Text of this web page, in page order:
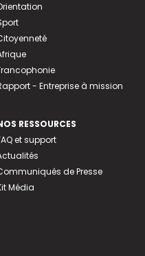
- Entreprise à mission
RESSOURCES
et support
de Presse
Média